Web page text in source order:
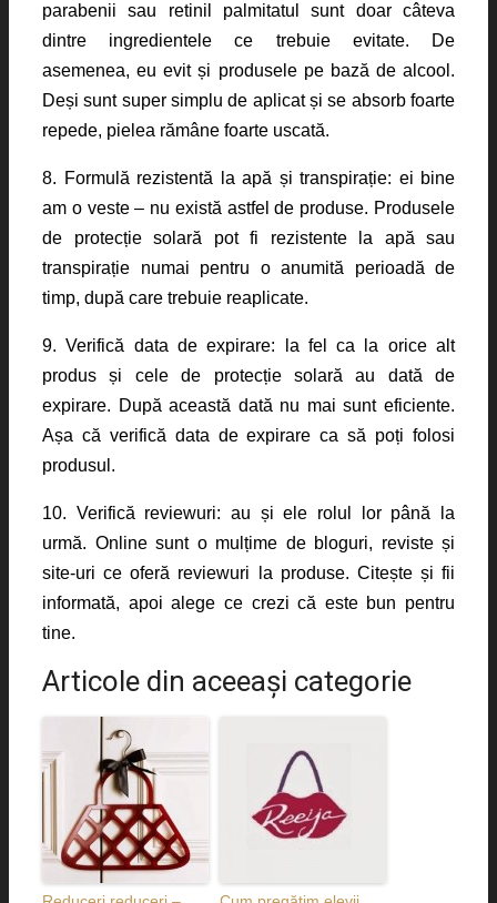
parabenii sau retinil palmitatul sunt doar câteva
dintre ingredientele ce trebuie evitate. De
asemenea, eu evit și produsele pe bază de alcool.
Deși sunt super simplu de aplicat și se absorb foarte
repede, pielea rămâne foarte uscată.
8. Formulă rezistentă la apă și transpirație: ei bine
am o veste – nu există astfel de produse. Produsele
de protecție solară pot fi rezistente la apă sau
transpirație numai pentru o anumită perioadă de
timp, după care trebuie reaplicate.
9. Verifică data de expirare: la fel ca la orice alt
produs și cele de protecție solară au dată de
expirare. După această dată nu mai sunt eficiente.
Așa că verifică data de expirare ca să poți folosi
produsul.
10. Verifică reviewuri: au și ele rolul lor până la
urmă. Online sunt o mulțime de bloguri, reviste și
site-uri ce oferă reviewuri la produse. Citește și fii
informată, apoi alege ce crezi că este bun pentru
tine.
Articole din aceeaşi categorie